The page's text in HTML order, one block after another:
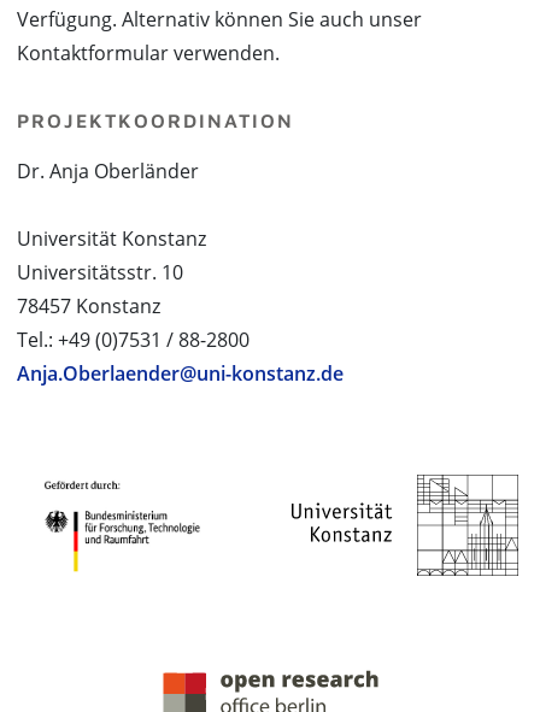
Verfügung. Alternativ können Sie auch unser
Kontaktformular verwenden.
PROJEKTKOORDINATION
Dr. Anja Oberländer
Universität Konstanz
Universitätsstr. 10
78457 Konstanz
Tel.: +49 (0)7531 / 88-2800
Anja.Oberlaender@uni-konstanz.de